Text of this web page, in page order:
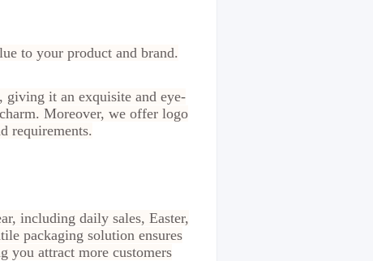
to your product and brand.
giving it an exquisite and eye-
Moreover, we offer logo
requirements.
including daily sales, Easter,
packaging solution ensures
you attract more customers